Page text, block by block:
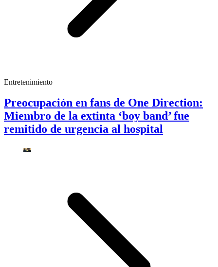
Entretenimiento
Preocupación en fans de One Direction:
Miembro de la extinta ‘boy band’ fue
remitido de urgencia al hospital